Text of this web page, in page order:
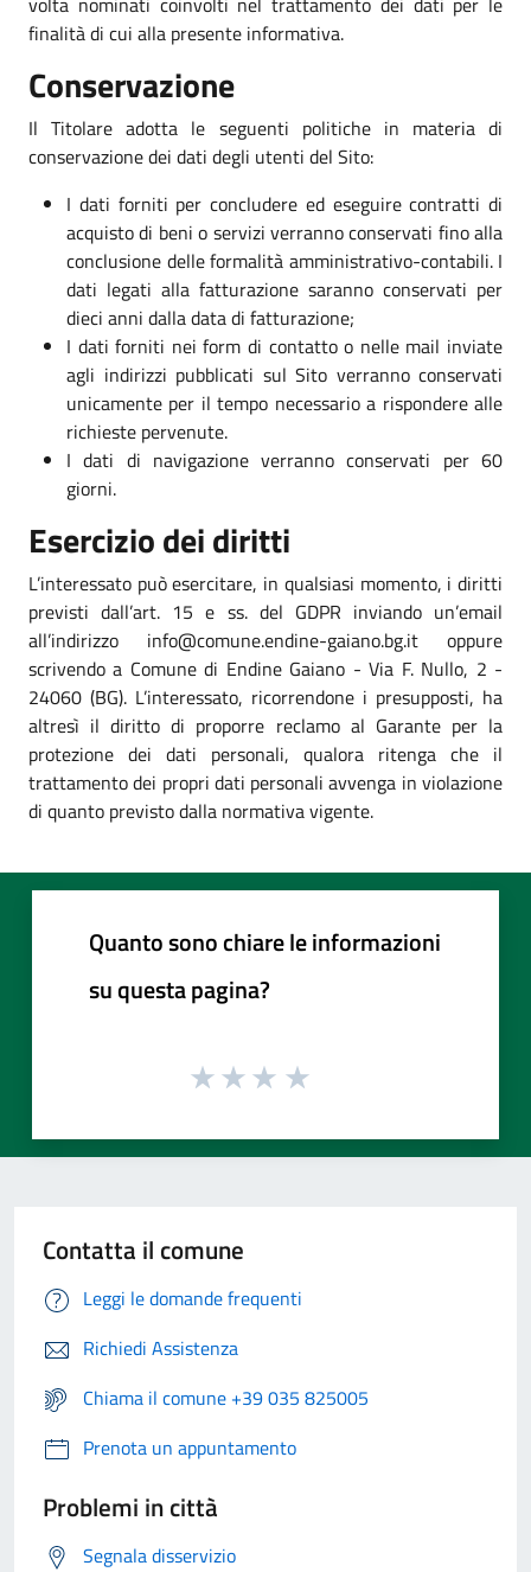
finalità di cui alla presente informativa.
Conservazione
Il Titolare adotta le seguenti politiche in materia di
conservazione dei dati degli utenti del Sito:
I dati forniti per concludere ed eseguire contratti di
acquisto di beni o servizi verranno conservati fino alla
conclusione delle formalità amministrativo-contabili. I
dati legati alla fatturazione saranno conservati per
dieci anni dalla data di fatturazione;
I dati forniti nei form di contatto o nelle mail inviate
agli indirizzi pubblicati sul Sito verranno conservati
unicamente per il tempo necessario a rispondere alle
richieste pervenute.
I dati di navigazione verranno conservati per 60
giorni.
Esercizio dei diritti
L’interessato può esercitare, in qualsiasi momento, i diritti
previsti dall’art. 15 e ss. del GDPR inviando un’email
all’indirizzo info@comune.endine-gaiano.bg.it oppure
scrivendo a Comune di Endine Gaiano - Via F. Nullo, 2 -
24060 (BG). L’interessato, ricorrendone i presupposti, ha
altresì il diritto di proporre reclamo al Garante per la
protezione dei dati personali, qualora ritenga che il
trattamento dei propri dati personali avvenga in violazione
di quanto previsto dalla normativa vigente.
Quanto sono chiare le informazioni
su questa pagina?
Contatta il comune
Leggi le domande frequenti
Richiedi Assistenza
Chiama il comune +39 035 825005
Prenota un appuntamento
Problemi in città
Segnala disservizio